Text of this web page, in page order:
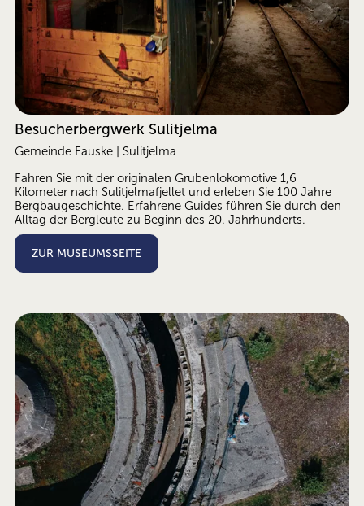
Besucherbergwerk Sulitjelma
Gemeinde Fauske | Sulitjelma
Fahren Sie mit der originalen Grubenlokomotive 1,6
Kilometer nach Sulitjelmafjellet und erleben Sie 100 Jahre
Bergbaugeschichte. Erfahrene Guides führen Sie durch den
Alltag der Bergleute zu Beginn des 20. Jahrhunderts.
ZUR MUSEUMSSEITE